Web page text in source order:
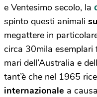
e Ventesimo secolo, la
spinto questi animali
megattere in
circa 30mila esemplari
mari dell’Australia e
tant’è che nel 1965
internazionale a